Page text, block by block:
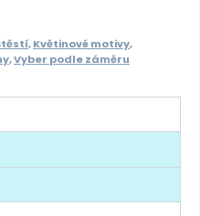
,Květinové motivy,
,Vyber podle záměru